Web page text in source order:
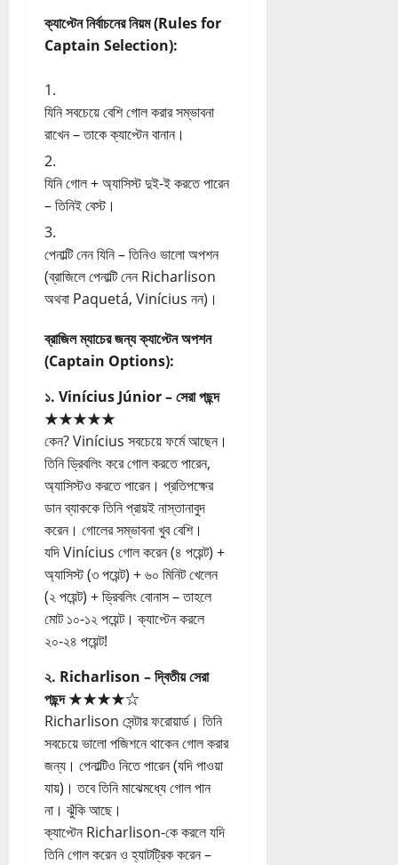
ক্যাপ্টেন নির্বাচনের নিয়ম (Rules for
Captain Selection):
যিনি সবচেয়ে বেশি গোল করার সম্ভাবনা
রাখেন – তাকে ক্যাপ্টেন বানান।
যিনি গোল + অ্যাসিস্ট দুই-ই করতে পারেন
– তিনিই বেস্ট।
পেনাল্টি নেন যিনি – তিনিও ভালো অপশন
(ব্রাজিলে পেনাল্টি নেন Richarlison
অথবা Paquetá, Vinícius নন)।
ব্রাজিল ম্যাচের জন্য ক্যাপ্টেন অপশন
(Captain Options):
১. Vinícius Júnior – সেরা পছন্দ
★★★★★
কেন? Vinícius সবচেয়ে ফর্মে আছেন।
তিনি ড্রিবলিং করে গোল করতে পারেন,
অ্যাসিস্টও করতে পারেন। প্রতিপক্ষের
ডান ব্যাককে তিনি প্রায়ই নাস্তানাবুদ
করেন। গোলের সম্ভাবনা খুব বেশি।
যদি Vinícius গোল করেন (৪ পয়েন্ট) +
অ্যাসিস্ট (৩ পয়েন্ট) + ৬০ মিনিট খেলেন
(২ পয়েন্ট) + ড্রিবলিং বোনাস – তাহলে
মোট ১০-১২ পয়েন্ট। ক্যাপ্টেন করলে
২০-২৪ পয়েন্ট!
২. Richarlison – দ্বিতীয় সেরা
পছন্দ ★★★★☆
Richarlison সেন্টার ফরোয়ার্ড। তিনি
সবচেয়ে ভালো পজিশনে থাকেন গোল করার
জন্য। পেনাল্টিও নিতে পারেন (যদি পাওয়া
যায়)। তবে তিনি মাঝেমধ্যে গোল পান
না। ঝুঁকি আছে।
ক্যাপ্টেন Richarlison-কে করলে যদি
তিনি গোল করেন ও হ্যাটট্রিক করেন –